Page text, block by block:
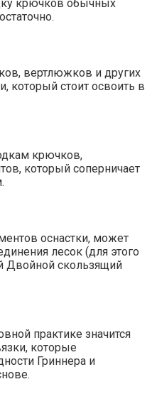
крючков обычных
вертлюжков и других
который стоит освоить в
крючков,
который соперничает
оснастки, может
лесок (для этого
Двойной скользящий
практике значится
которые
Гриннера и